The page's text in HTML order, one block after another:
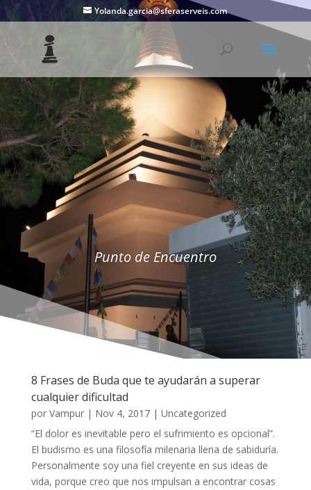
Yolanda.garcia@sferaserveis.com
Punto de Encuentro
8 Frases de Buda que te ayudarán a superar
cualquier dificultad
por Vampur| Nov 4, 2017| Uncategorized
“El dolor es inevitable pero el sufrimiento es opcional”.
El budismo es una filosofía milenaria llena de sabiduría.
Personalmente soy una fiel creyente en sus ideas de
vida, porque creo que nos impulsan a encontrar cosas